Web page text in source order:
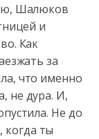
Шалюков
и
Как
за
что именно
не дура. И,
Не до
когда ты